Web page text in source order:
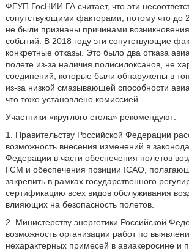
ФГУП ГосНИИ ГА считает, что эти
сопутствующими факторами, потому что до
не были признаны причинами
событий. В 2018 году эти сопутствующие
конкретные отказы. Это было два отказа
полете из-за наличия полисилоксанов, не
соединений, которые были обнаружены в
из-за низкой смазывающей способности
что тоже установлено комиссией.
Участники «круглого стола» рекомендуют:
1. Правительству Российской Федерации
возможность внесения изменений в
Федерации в части обеспечения полетов
ГСМ и обеспечения позиции ICAO,
закрепить в рамках государственного
сертификацию всех видов обслуживания
влияющих на безопасность полетов.
2. Министерству энергетики Российской
возможность организации работ по
нехарактерных примесей в авиакеросине и